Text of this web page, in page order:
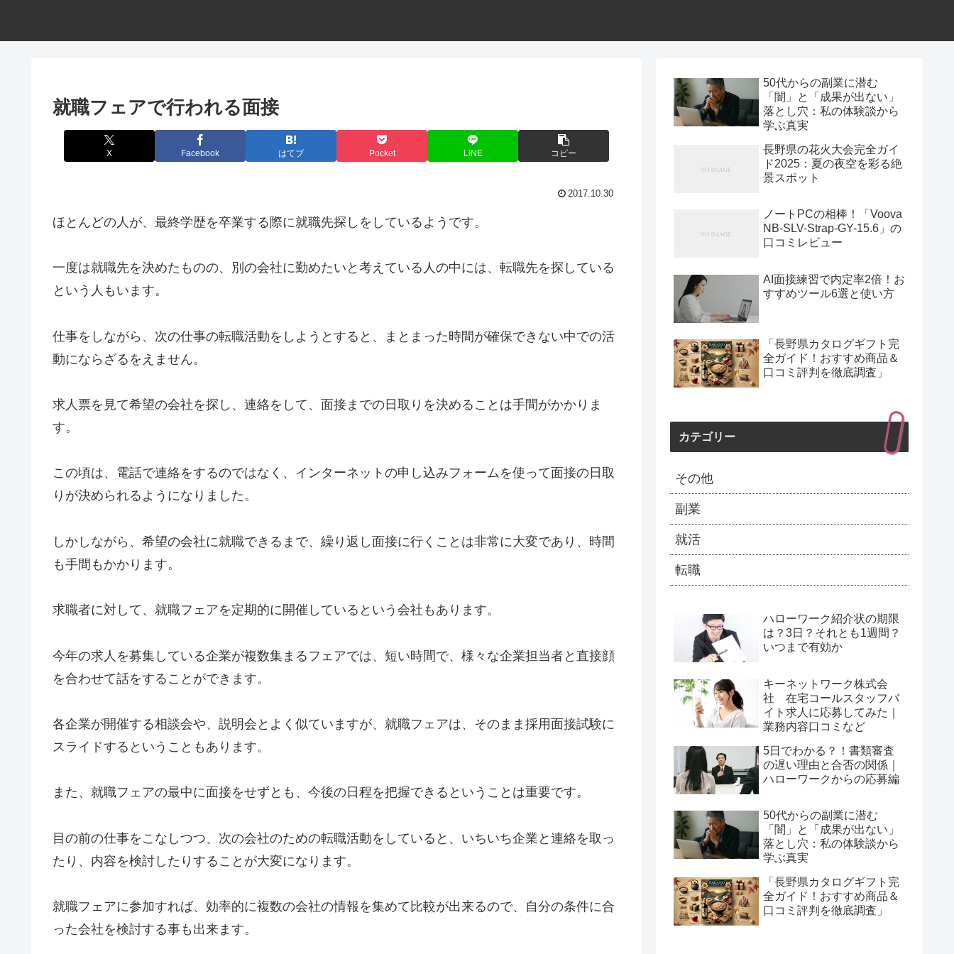
就職フェアで行われる面接
X Facebook はてブ Pocket LINE コピー
2017.10.30
ほとんどの人が、最終学歴を卒業する際に就職先探しをしているようです。
一度は就職先を決めたものの、別の会社に勤めたいと考えている人の中には、転職先を探している
という人もいます。
仕事をしながら、次の仕事の転職活動をしようとすると、まとまった時間が確保できない中での活
動にならざるをえません。
求人票を見て希望の会社を探し、連絡をして、面接までの日取りを決めることは手間がかかりま
す。
この頃は、電話で連絡をするのではなく、インターネットの申し込みフォームを使って面接の日取
りが決められるようになりました。
しかしながら、希望の会社に就職できるまで、繰り返し面接に行くことは非常に大変であり、時間
も手間もかかります。
求職者に対して、就職フェアを定期的に開催しているという会社もあります。
今年の求人を募集している企業が複数集まるフェアでは、短い時間で、様々な企業担当者と直接顔
を合わせて話をすることができます。
各企業が開催する相談会や、説明会とよく似ていますが、就職フェアは、そのまま採用面接試験に
スライドするということもあります。
また、就職フェアの最中に面接をせずとも、今後の日程を把握できるということは重要です。
目の前の仕事をこなしつつ、次の会社のための転職活動をしていると、いちいち企業と連絡を取っ
たり、内容を検討したりすることが大変になります。
就職フェアに参加すれば、効率的に複数の会社の情報を集めて比較が出来るので、自分の条件に合
った会社を検討する事も出来ます。
50代からの副業に潜む
「闇」と「成果が出ない」
落とし穴：私の体験談から
学ぶ真実
長野県の花火大会完全ガイ
ド2025：夏の夜空を彩る絶
景スポット
ノートPCの相棒！「Voova
NB-SLV-Strap-GY-15.6」の
口コミレビュー
AI面接練習で内定率2倍！お
すすめツール6選と使い方
「長野県カタログギフト完
全ガイド！おすすめ商品＆
口コミ評判を徹底調査」
カテゴリー
その他
副業
就活
転職
ハローワーク紹介状の期限
は？3日？それとも1週間？
いつまで有効か
キーネットワーク株式会
社 在宅コールスタッフバ
イト求人に応募してみた｜
業務内容口コミなど
5日でわかる？！書類審査
の遅い理由と合否の関係｜
ハローワークからの応募編
50代からの副業に潜む
「闇」と「成果が出ない」
落とし穴：私の体験談から
学ぶ真実
「長野県カタログギフト完
全ガイド！おすすめ商品＆
口コミ評判を徹底調査」